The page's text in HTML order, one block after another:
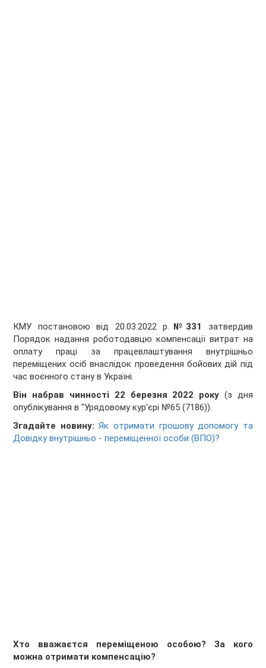
КМУ постановою від 20.03.2022 р. №331
затвердив
Порядок надання роботодавцю компенсації витрат на
оплату праці за працевлаштування внутрішньо
переміщених осіб внаслідок проведення бойових дій під
час воєнного стану в Україні.
Він набрав чинності 22 березня 2022 року (з дня
опублікування в "Урядовому кур'єрі №65 (7186)).
Згадайте новину: Як отримати грошову допомогу та
Довідку внутрішньо - переміщенної особи (ВПО)?
Хто вважаєтся переміщеною особою? За кого
можна отримати компенсацію?